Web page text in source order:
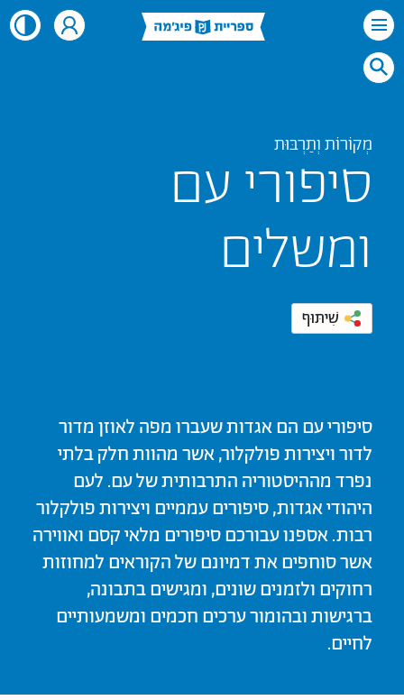
מְקוֹרוֹת וְתַרְבּוּת
סיפורי עם
ומשלים
שִׁיתּוּף
סיפורי עם הם אגדות שעברו מפה לאוזן מדור
לדור ויצירות פולקלור, אשר מהוות חלק בלתי
נפרד מההיסטוריה התרבותית של עם. לעם
היהודי אגדות, סיפורים עממיים ויצירות פולקלור
רבות. אספנו עבורכם סיפורים מלאי קסם ואווירה
אשר סוחפים את דמיונם של הקוראים למחוזות
רחוקים ולזמנים שונים, ומגישים בתבונה,
ברגישות ובהומור ערכים חכמים ומשמעותיים
לחיים.